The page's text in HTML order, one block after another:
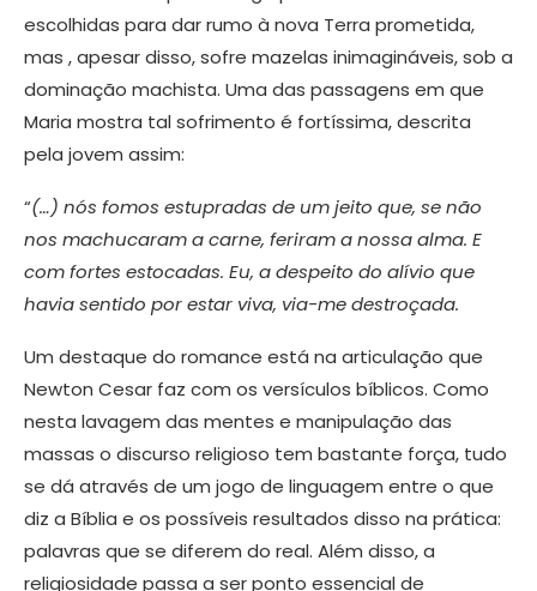
escolhidas para dar rumo à nova Terra prometida,
mas , apesar disso, sofre mazelas inimagináveis, sob a
dominação machista. Uma das passagens em que
Maria mostra tal sofrimento é fortíssima, descrita
pela jovem assim:
“(…) nós fomos estupradas de um jeito que, se não
nos machucaram a carne, feriram a nossa alma. E
com fortes estocadas. Eu, a despeito do alívio que
havia sentido por estar viva, via-me destroçada.
Um destaque do romance está na articulação que
Newton Cesar faz com os versículos bíblicos. Como
nesta lavagem das mentes e manipulação das
massas o discurso religioso tem bastante força, tudo
se dá através de um jogo de linguagem entre o que
diz a Bíblia e os possíveis resultados disso na prática:
palavras que se diferem do real. Além disso, a
religiosidade passa a ser ponto essencial de